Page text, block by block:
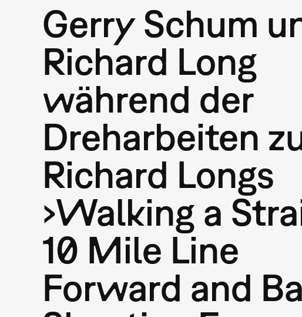
Gerry Schum
Richard Long
während der
Dreharbeiten
Richard Longs
›Walking a
10 Mile Line
Forward and